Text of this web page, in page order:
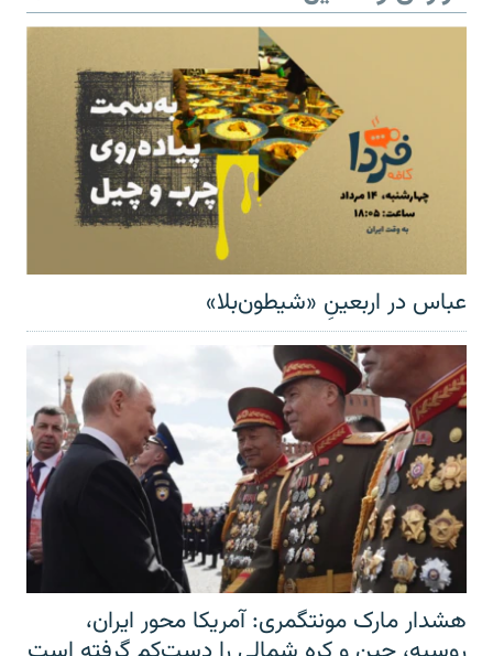
عباس در اربعینِ «شیطون‌بلا»
هشدار مارک مونتگمری: آمریکا محور ایران،